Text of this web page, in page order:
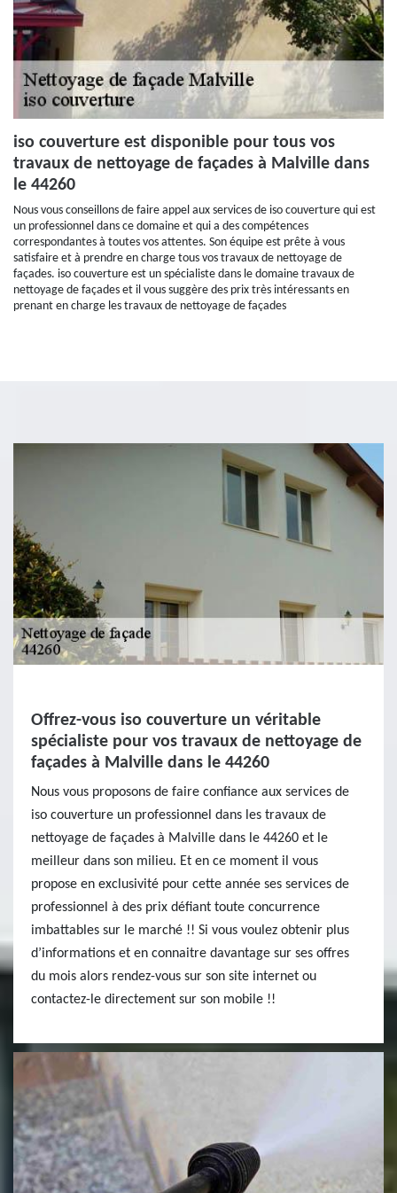
iso couverture est disponible pour tous vos
travaux de nettoyage de façades à Malville dans
le 44260
Nous vous conseillons de faire appel aux services de iso couverture qui est
un professionnel dans ce domaine et qui a des compétences
correspondantes à toutes vos attentes. Son équipe est prête à vous
satisfaire et à prendre en charge tous vos travaux de nettoyage de
façades. iso couverture est un spécialiste dans le domaine travaux de
nettoyage de façades et il vous suggère des prix très intéressants en
prenant en charge les travaux de nettoyage de façades
Offrez-vous iso couverture un véritable
spécialiste pour vos travaux de nettoyage de
façades à Malville dans le 44260
Nous vous proposons de faire confiance aux services de
iso couverture un professionnel dans les travaux de
nettoyage de façades à Malville dans le 44260 et le
meilleur dans son milieu. Et en ce moment il vous
propose en exclusivité pour cette année ses services de
professionnel à des prix défiant toute concurrence
imbattables sur le marché !! Si vous voulez obtenir plus
d’informations et en connaitre davantage sur ses offres
du mois alors rendez-vous sur son site internet ou
contactez-le directement sur son mobile !!